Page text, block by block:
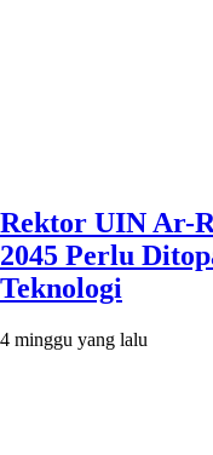
Rektor UIN Ar-
2045 Perlu
Teknologi
4 minggu yang lalu